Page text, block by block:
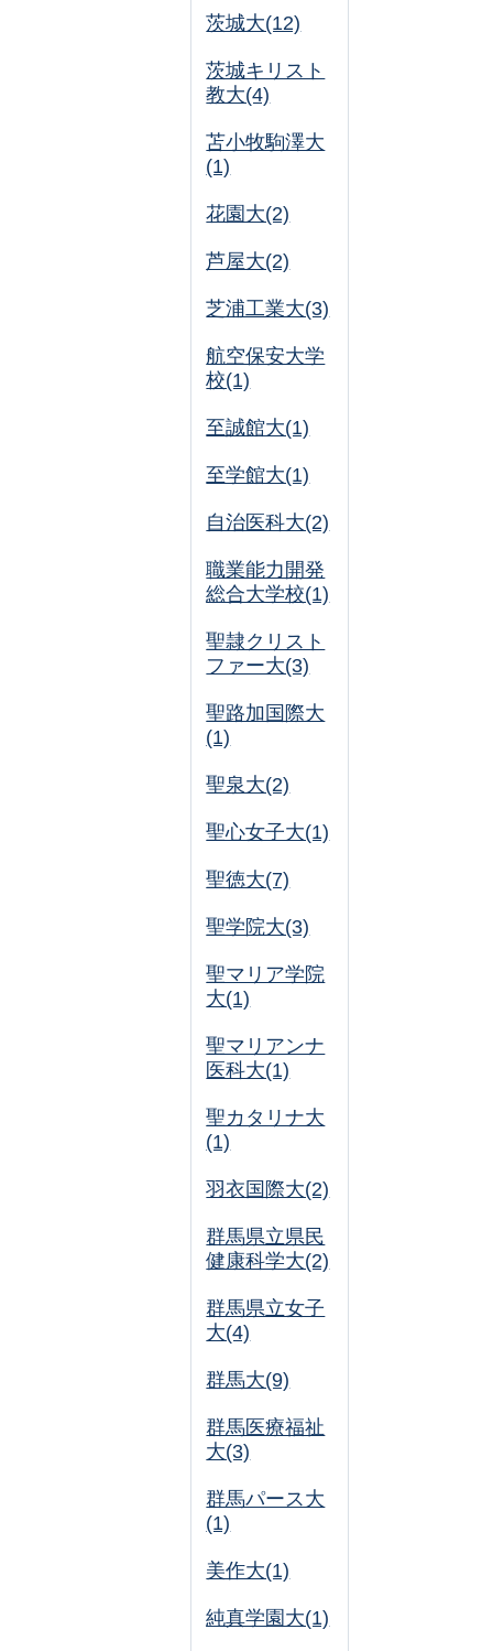
茨城大(12)
茨城キリスト
教大(4)
苫小牧駒澤大
(1)
花園大(2)
芦屋大(2)
芝浦工業大(3)
航空保安大学
校(1)
至誠館大(1)
至学館大(1)
自治医科大(2)
職業能力開発
総合大学校(1)
聖隷クリスト
ファー大(3)
聖路加国際大
(1)
聖泉大(2)
聖心女子大(1)
聖徳大(7)
聖学院大(3)
聖マリア学院
大(1)
聖マリアンナ
医科大(1)
聖カタリナ大
(1)
羽衣国際大(2)
群馬県立県民
健康科学大(2)
群馬県立女子
大(4)
群馬大(9)
群馬医療福祉
大(3)
群馬パース大
(1)
美作大(1)
純真学園大(1)